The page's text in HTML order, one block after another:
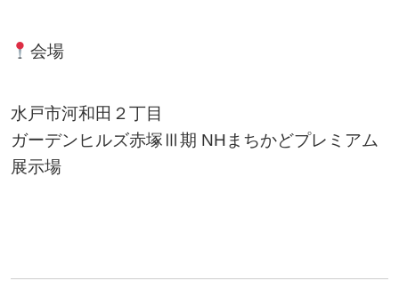
会場
水戸市河和田２丁目
ガーデンヒルズ赤塚Ⅲ期 NHまちかどプレミアム
展示場